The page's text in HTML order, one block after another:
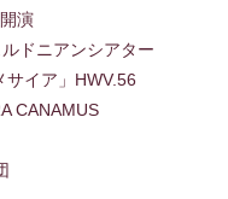
演
ドニアンシアター
イア」HWV.56